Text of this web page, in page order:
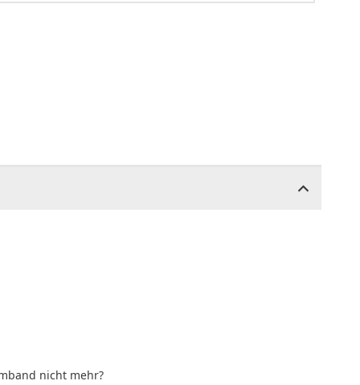
nicht mehr?